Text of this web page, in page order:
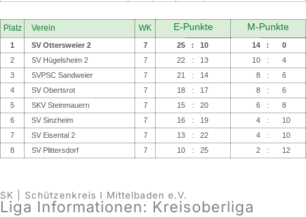
Platz Verein WK
1 SV Ottersweier 2 7 25 : 10 14 :
0
2
SV Hügelsheim 2 7 22 : 13 10 :
4
3
SVPSC Sandweier 7 21 : 14 8 :
6
4
SV Obertsrot 7 18 : 17 8 :
6
5
SKV Steinmauern 7 15 : 20 6 :
8
6
SV Sinzheim 7 16 : 19 4 :
10
7
SV Eisental 2 7 13 : 22 4 :
10
8
SV Plittersdorf 7 10 : 25 2 : 12
SK | Schützenkreis I Mittelbaden e.V.
Liga Informationen: Kreisoberliga